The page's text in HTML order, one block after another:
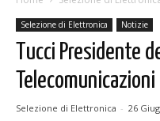
Selezione di Elettronica Notizie
Tucci Presidente
Selezione di Elettronica - 26